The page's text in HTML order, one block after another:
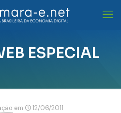
ESPECIAL
em 12/06/2011